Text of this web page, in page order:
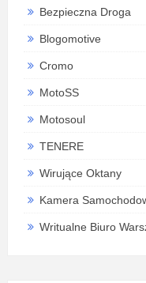
Bezpieczna Droga
Blogomotive
Cromo
MotoSS
Motosoul
TENERE
Wirujące Oktany
Kamera
Writualne Biuro